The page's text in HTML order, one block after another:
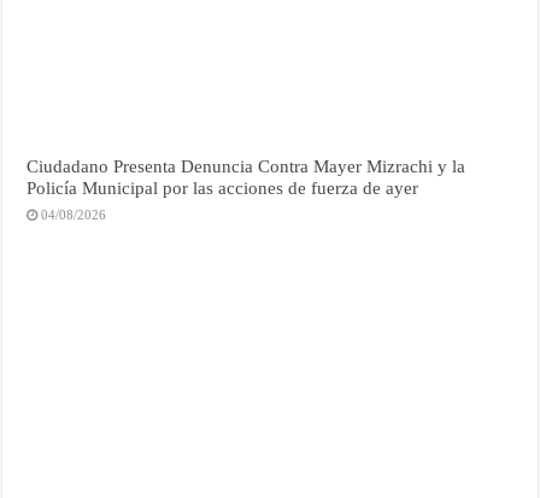
Ciudadano Presenta Denuncia Contra Mayer Mizrachi y la
Policía Municipal por las acciones de fuerza de ayer
04/08/2026